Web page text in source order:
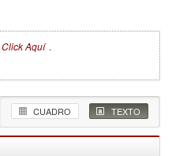
Click Aquí .
CUADRO TEXTO